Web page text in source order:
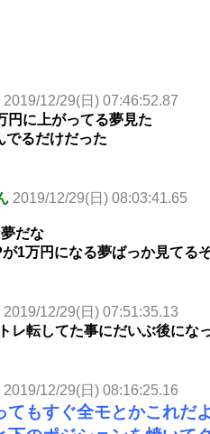
2019/12/29(日) 07:46:52.87
円に上がってる夢見た
でるだけだった
2019/12/29(日) 08:03:41.65
だな
1万円になる夢ばっか見てる
2019/12/29(日) 07:51:35.13
レ転してた事にだいぶ後にな
2019/12/29(日) 08:16:25.16
てもすぐ全モとかこれだよ